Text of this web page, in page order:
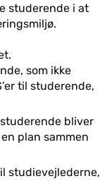
studerende i at
som ikke
til studerende,
bliver
plan sammen
studievejlederne,